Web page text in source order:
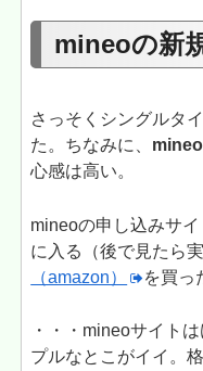
mineoの新
さっそくシングルタ
た。ちなみに、
心感は高い。
mineoの申し込みサ
に入る（後で見たら
（amazon）
を買っ
・・・mineoサイト
プルなとこがイイ。